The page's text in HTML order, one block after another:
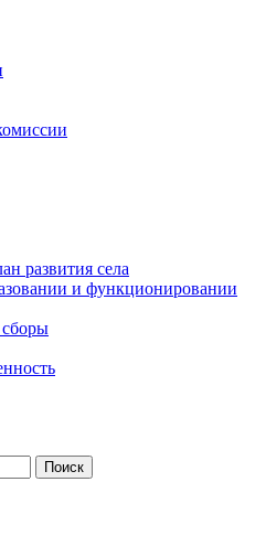
развития села
и функционировании